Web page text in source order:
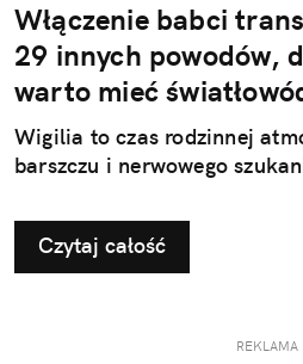
Włączenie babci
29 innych powodów,
warto mieć
Wigilia to czas rodzinnej
barszczu i nerwowego
Czytaj całość
REKLAMA